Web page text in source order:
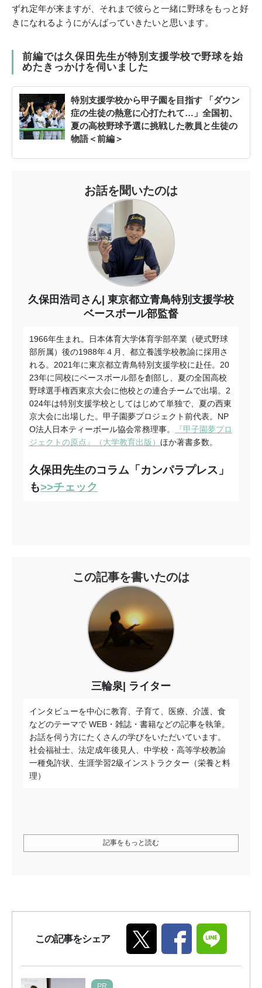
ずれ定年が来ますが、それまで彼らと一緒に野球をもっと好
きになれるようにがんばっていきたいと思います。
前編では久保田先生が特別支援学校で野球を始
めたきっかけを伺いました
特別支援学校から甲子園を目指す 「ダウン
症の生徒の熱意に心打たれて…」全国初、
夏の高校野球予選に挑戦した教員と生徒の
物語＜前編＞
お話を聞いたのは
久保田浩司さん 東京都立青鳥特別支援学校
ベースボール部監督
1966年生まれ。日本体育大学体育学部卒業（硬式野球
部所属）後の1988年４月、都立養護学校教諭に採用さ
れる。 2021年に東京都立青鳥特別支援学校に赴任。 20
23年に同校にベースボール部を創部し、夏の全国高校
野球選手権西東京大会に他校との連合チームで出場。 2
024年は特別支援学校としてはじめて単独で、夏の西東
京大会に出場した。甲子園夢プロジェクト前代表。 NP
O法人日本ティーボール協会常務理事。
『甲子園夢プロ
ジェクトの原点』（大学教育出版） ほか著書多数。
久保田先生のコラム「カンパラプレス」
も>>チェック
この記事を書いたのは
三輪泉 ライター
インタビューを中心に教育、子育て、医療、介護、食
などのテーマで WEB・雑誌・書籍などの記事を執筆。
お話を伺う方にたくさんの学びをいただいています。
社会福祉士、法定成年後見人、中学校・高等学校教諭
一種免許状、生涯学習2級インストラクター（栄養と料
理）
記事をもっと読む
この記事をシェア
PR